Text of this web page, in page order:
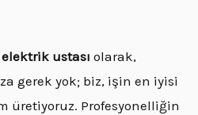
ustası olarak,
gerek yok; biz, işin en iyisi
üretiyoruz. Profesyonelliğin